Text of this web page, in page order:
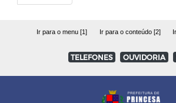
Ir para o menu [1] Ir para o conteúdo [2]
TELEFONES OUVIDORIA